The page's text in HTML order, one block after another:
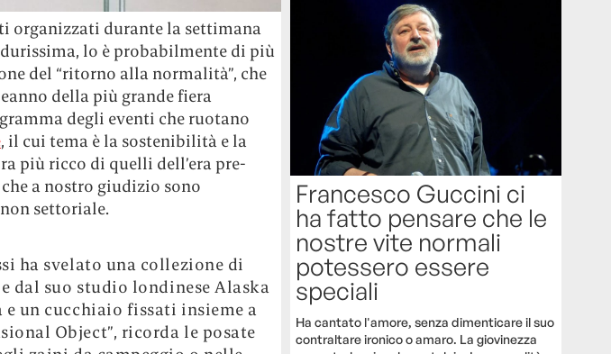
organizzati durante la settimana
lo è probabilmente di più
del “ritorno alla normalità”, che
della più grande fiera
degli eventi che ruotano
, il cui tema è la sostenibilità e la
più ricco di quelli dell’era pre-
a nostro giudizio sono
settoriale.
ha svelato una collezione di
e dal suo studio londinese Alaska
un cucchiaio fissati insieme a
Object”, ricorda le posate
Francesco Guccini ci
ha fatto pensare che le
nostre vite normali
potessero essere
speciali
Ha cantato l'amore, senza dimenticare il suo
contraltare ironico o amaro. La giovinezza